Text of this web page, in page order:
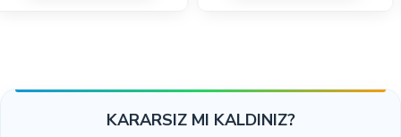
KARARSIZ MI KALDINIZ?